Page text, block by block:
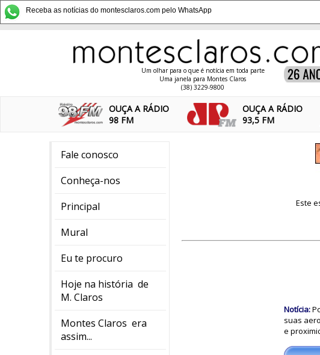
Receba as notícias do montesclaros.com pelo WhatsApp
Um olhar para o que é notícia em toda parte
Uma janela para Montes Claros
(38) 3229-9800
OUÇA A RÁDIO
98 FM
OUÇA A RÁDIO
93,5 FM
Fale conosco
Conheça-nos
Principal
Mural
Eu te procuro
Hoje na história de
M. Claros
Montes Claros era
assim...
Este
Notícia:
suas
e